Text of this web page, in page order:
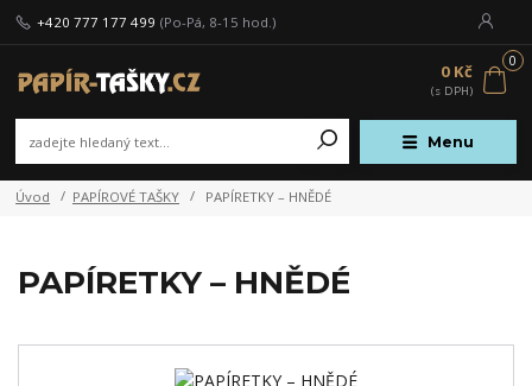
Menu
+420 777 177 499 (Po-Pá, 8-15 hod.)
0
0 Kč
Úvod PAPÍROVÉ TAŠKY PAPÍRETKY – HNĚDÉ
PAPÍRETKY – HNĚDÉ